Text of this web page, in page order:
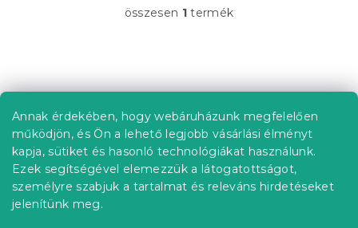
Annak érdekében, hogy webáruházunk megfelelően
működjön, és Ön a lehető legjobb vásárlási élményt
kapja, sütiket és hasonló technológiákat használunk.
Ezek segítségével elemezzük a látogatottságot,
személyre szabjuk a tartalmat és releváns hirdetéseket
jelenítünk meg.
L
i
r
á
n
y
í
t
összesen 1 termék
á
Információ az Ön számára
Rendelés követése
Szállítási lehetőségek
Fizetési lehetőségek
Reklamáció és áruvisszaküldés